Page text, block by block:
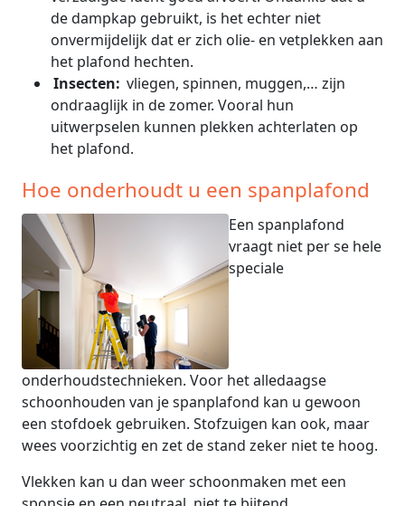
de dampkap gebruikt, is het echter niet
onvermijdelijk dat er zich olie- en vetplekken aan
het plafond hechten.
Insecten: vliegen, spinnen, muggen,… zijn
ondraaglijk in de zomer. Vooral hun
uitwerpselen kunnen plekken achterlaten op
het plafond.
Hoe onderhoudt u een spanplafond
Een spanplafond
vraagt niet per se hele
speciale
onderhoudstechnieken. Voor het alledaagse
schoonhouden van je spanplafond kan u gewoon
een stofdoek gebruiken. Stofzuigen kan ook, maar
wees voorzichtig en zet de stand zeker niet te hoog.
Vlekken kan u dan weer schoonmaken met een